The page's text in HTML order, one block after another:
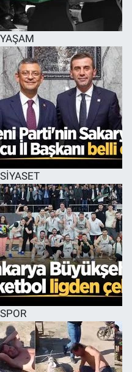
YAŞAM
SİYASET
SPOR